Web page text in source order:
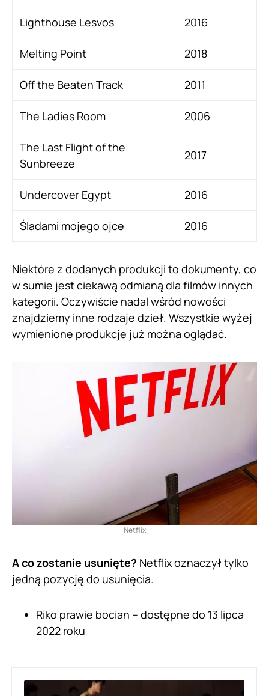
Lighthouse Lesvos 2016
Melting Point 2018
Off the Beaten Track 2011
The Ladies Room 2006
The Last Flight of the
Sunbreeze
2017
Undercover Egypt 2016
Śladami mojego ojce 2016
Niektóre z dodanych produkcji to dokumenty, co
w sumie jest ciekawą odmianą dla filmów innych
kategorii. Oczywiście nadal wśród nowości
znajdziemy inne rodzaje dzieł. Wszystkie wyżej
wymienione produkcje już można oglądać.
Netflix
A co zostanie usunięte? Netflix oznaczył tylko
jedną pozycję do usunięcia.
Riko prawie bocian – dostępne do 13 lipca
2022 roku